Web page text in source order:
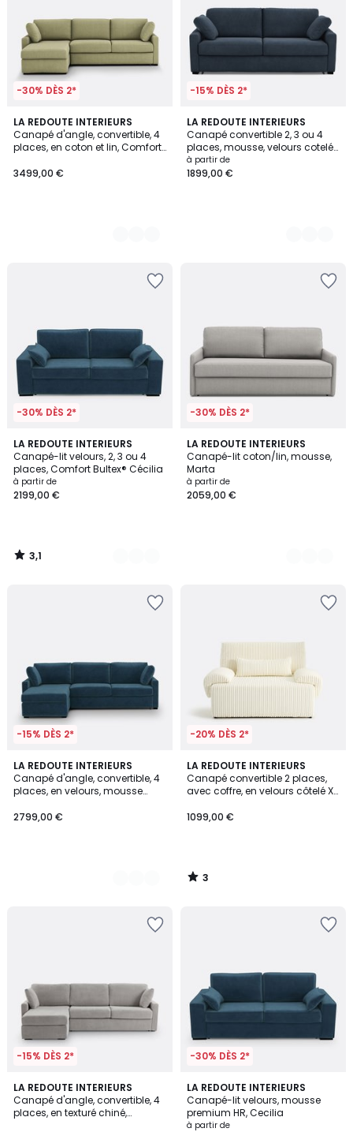
-30% DÈS 2*
LA REDOUTE INTERIEURS
Canapé d'angle, convertible, 4
places, en coton et lin, Comfort
3499,00 €
3
Couleurs
-15% DÈS 2*
LA REDOUTE INTERIEURS
Canapé convertible 2, 3 ou 4
places, mousse, velours cotelé
fines côtes, TIMOR
à partir de
1899,00 €
5
Couleurs
-30% DÈS 2*
LA REDOUTE INTERIEURS
Canapé-lit velours, 2, 3 ou 4
places, Comfort Bultex® Cécilia
à partir de
2199,00 €
3,1
/
5
7
Couleurs
3,1
/
-30% DÈS 2*
LA REDOUTE INTERIEURS
Canapé-lit coton/lin, mousse,
Marta
à partir de
2059,00 €
3
Couleurs
-15% DÈS 2*
LA REDOUTE INTERIEURS
Canapé d'angle, convertible, 4
places, en velours, mousse
2799,00 €
7
Couleurs
-20% DÈS 2*
LA REDOUTE INTERIEURS
Canapé convertible 2 places,
avec coffre, en velours côtelé XL,
1099,00 €
3
/
5
3
/
-15% DÈS 2*
LA REDOUTE INTERIEURS
Canapé d'angle, convertible, 4
places, en texturé chiné,
3
Couleurs
-30% DÈS 2*
LA REDOUTE INTERIEURS
Canapé-lit velours, mousse
premium HR, Cecilia
à partir de
7
Couleurs